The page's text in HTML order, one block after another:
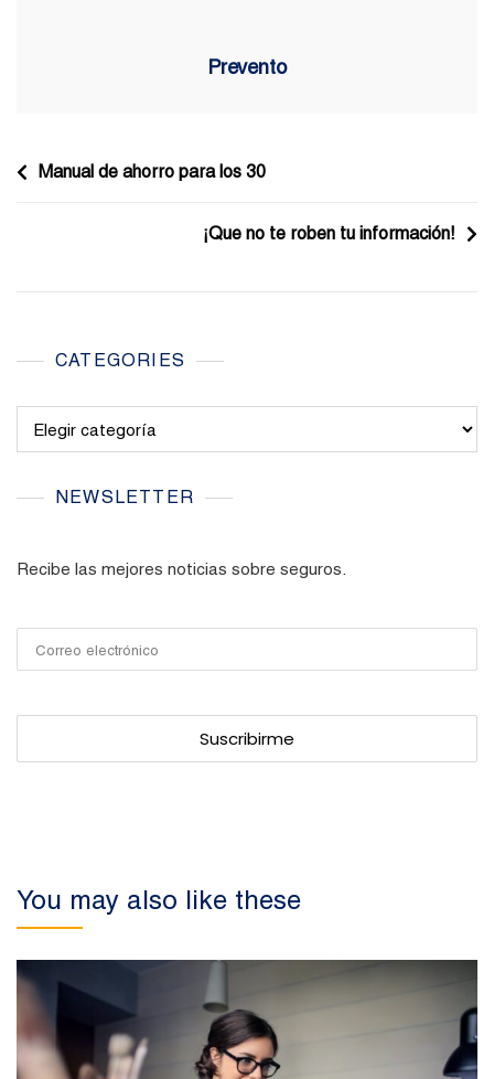
Prevento
Navegación
Manual de ahorro para los 30
¡Que no te roben tu información!
CATEGORIES
NEWSLETTER
Recibe las mejores noticias sobre seguros.
You may also like these